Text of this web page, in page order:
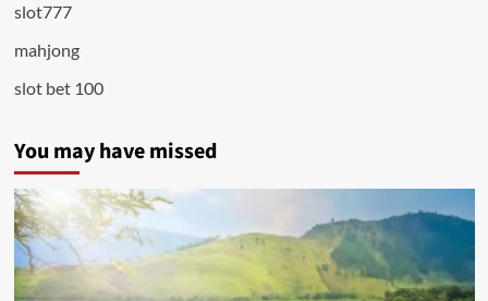
slot777
mahjong
slot bet 100
You may have missed